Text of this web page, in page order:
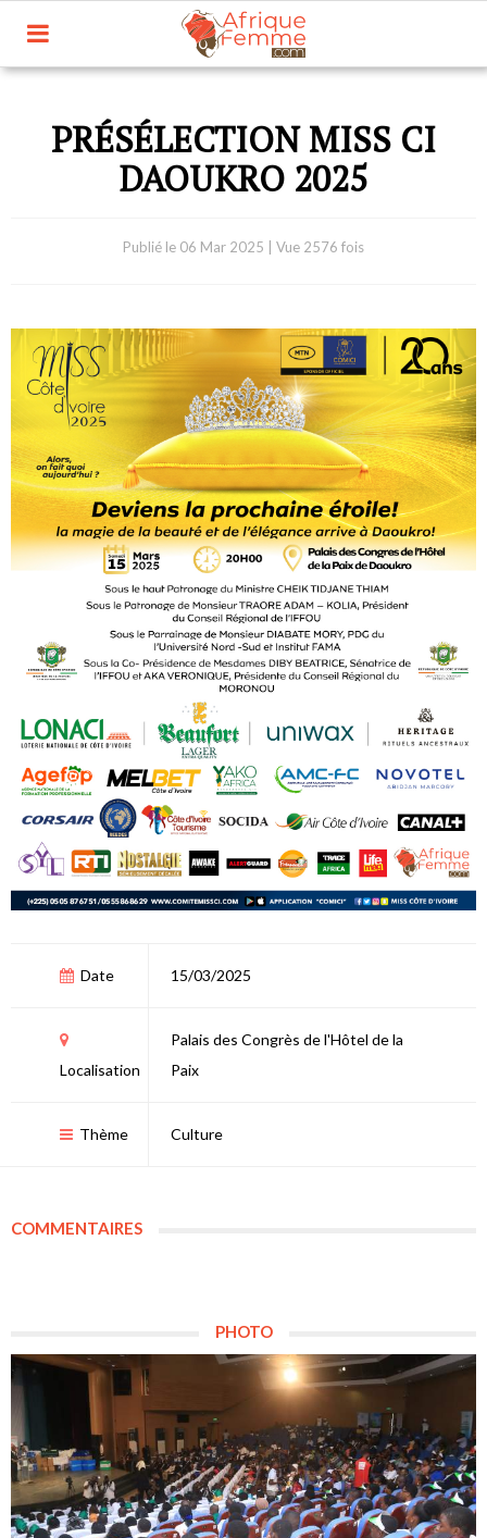
PRÉSÉLECTION MISS CI
DAOUKRO 2025
Publié le 06 Mar 2025 Vue 2576 fois
Date 15/03/2025
Localisation
Palais des Congrès de l'Hôtel de la
Paix
Thème Culture
COMMENTAIRES
PHOTO